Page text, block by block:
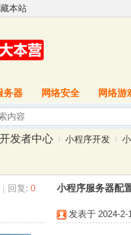
本站
务器 网络安全 网络游
开发者中心 小程序开发
›
| 回复: 0 小程序服务器配
发表于 2024-2-